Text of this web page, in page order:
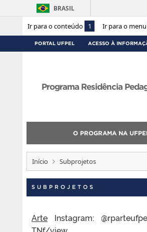
Ir para o conteúdo 1 Ir para o menu
BRASIL
PORTAL UFPEL ACESSO À
Programa Residência
O PROGRAMA NA
Início Subprojetos
SUBPROJETOS
Arte Instagram: